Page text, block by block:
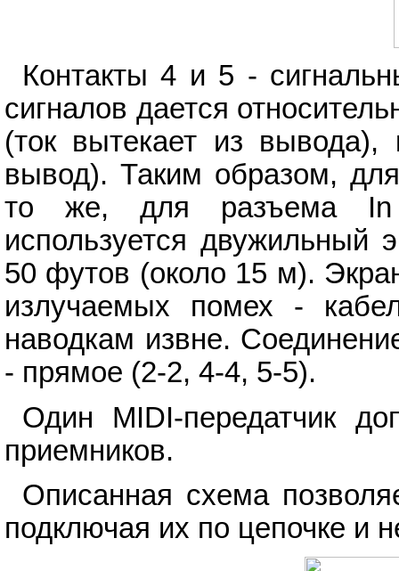
Контакты 4 и 5 -
сигналов дается
(ток вытекает из вывода),
вывод). Таким образом,
то же, для разъема In
используется двужильный
50 футов (около 15 м).
излучаемых помех -
наводкам извне.
- прямое (2-2, 4-4, 5-5).
Один MIDI-передатчик
приемников.
Описанная схема
подключая их по цепочке и